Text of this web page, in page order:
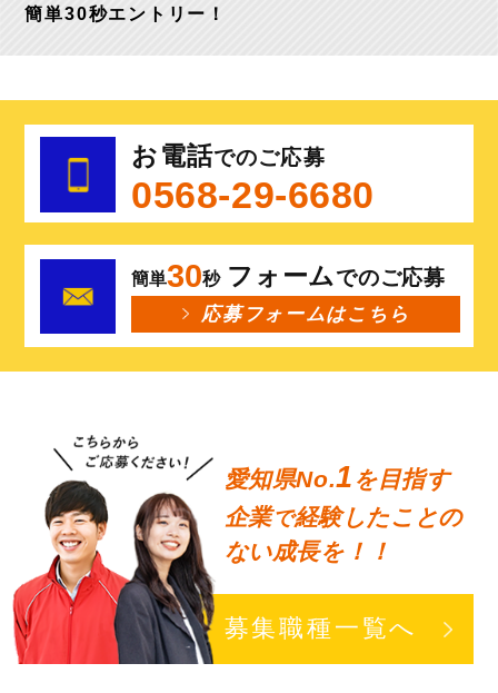
簡単30秒エントリー！
お電話でのご応募
0568-29-6680
簡単30秒 フォームでのご応募
応募フォームはこちら
愛知県No.1 を目指す
企業で経験したことの
ない成長を！！
募集職種一覧へ